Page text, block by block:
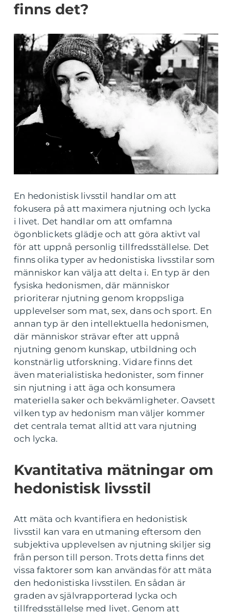
finns det?
En hedonistisk livsstil handlar om att
fokusera på att maximera njutning och lycka
i livet. Det handlar om att omfamna
ögonblickets glädje och att göra aktivt val
för att uppnå personlig tillfredsställelse. Det
finns olika typer av hedonistiska livsstilar som
människor kan välja att delta i. En typ är den
fysiska hedonismen, där människor
prioriterar njutning genom kroppsliga
upplevelser som mat, sex, dans och sport. En
annan typ är den intellektuella hedonismen,
där människor strävar efter att uppnå
njutning genom kunskap, utbildning och
konstnärlig utforskning. Vidare finns det
även materialistiska hedonister, som finner
sin njutning i att äga och konsumera
materiella saker och bekvämligheter. Oavsett
vilken typ av hedonism man väljer kommer
det centrala temat alltid att vara njutning
och lycka.
Kvantitativa mätningar om
hedonistisk livsstil
Att mäta och kvantifiera en hedonistisk
livsstil kan vara en utmaning eftersom den
subjektiva upplevelsen av njutning skiljer sig
från person till person. Trots detta finns det
vissa faktorer som kan användas för att mäta
den hedonistiska livsstilen. En sådan är
graden av självrapporterad lycka och
tillfredsställelse med livet. Genom att